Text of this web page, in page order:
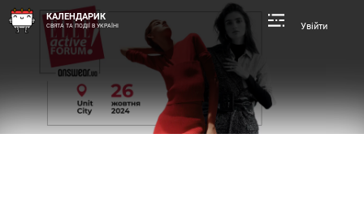
КАЛЕНДАРИК
СВЯТА ТА ПОДІЇ В УКРАЇНІ Увійти